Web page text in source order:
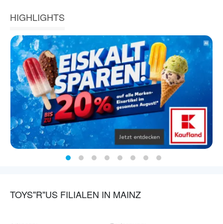
HIGHLIGHTS
TOYS"R"US FILIALEN IN MAINZ